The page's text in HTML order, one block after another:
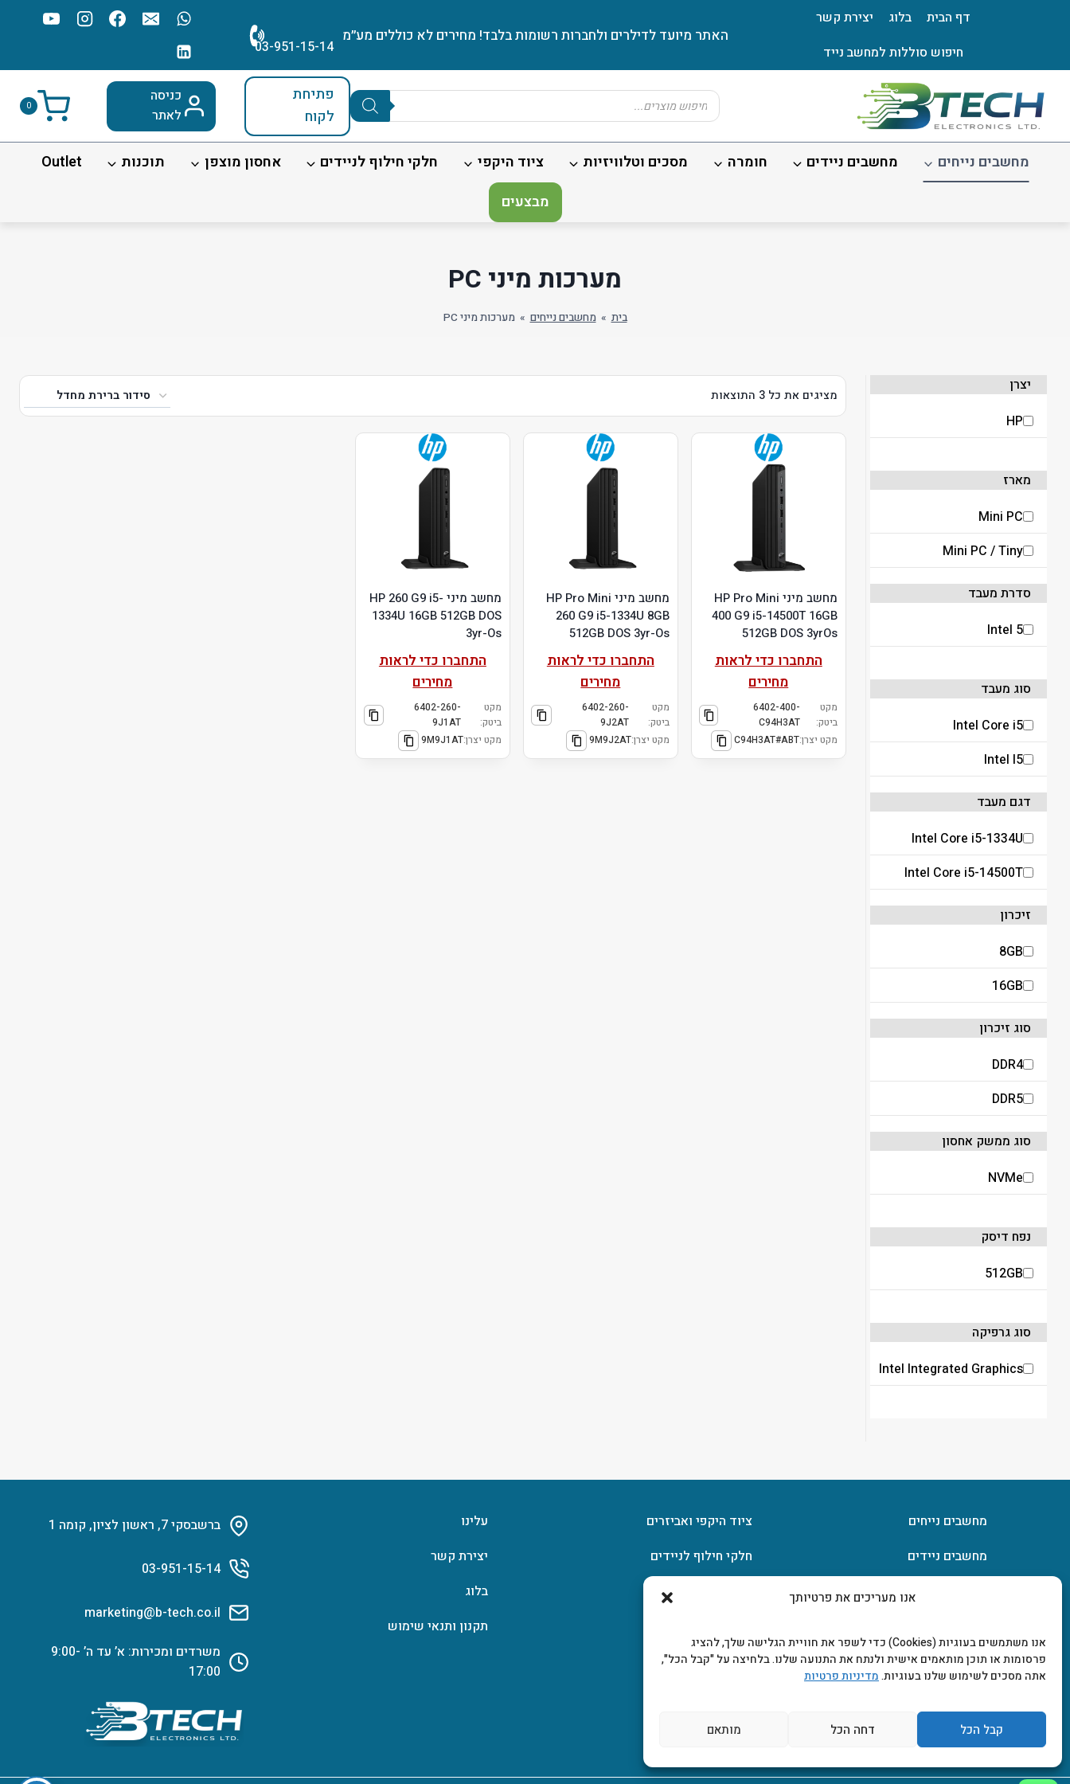
אנו מעריכים את פרטיותך
אנו משתמשים בעוגיות (Cookies) כדי לשפר את חוויית הגלישה שלך, להציג
פרסומות או תוכן מותאמים אישית ולנתח את התנועה שלנו. בלחיצה על "קבל הכל",
אתה מסכים לשימוש שלנו בעוגיות.מדיניות פרטיות
קבל הכל דחה הכל מותאם
דף הבית בלוג
יצירת קשר
חיפוש סוללות למחשב נייד
האתר מיועד לדילרים ולחברות רשומות בלבד! מחירים לא כוללים מע׳׳מ
03-951-15-14
Products
search
פתיחת
לקוח
כניסה
לאתר
0
מחשבים נייחים מחשבים ניידים חומרה מסכים וטלוויזיות ציוד היקפי חלקי חילוף לניידים אחסון מוצפן תוכנות
Outlet
מבצעים
מערכות מיני PC
בית » מחשבים נייחים » מערכות מיני PC
מציגים את כל ⁦3⁩ התוצאות
מחשב מיני HP Pro Mini
400 G9 i5-14500T 16GB
512GB DOS 3yrOs
התחברו כדי לראות
מחירים
מקט
ביטק:
6402-400-
C94H3AT
מקט יצרן:C94H3AT#ABT
מחשב מיני HP Pro Mini
260 G9 i5-1334U 8GB
512GB DOS 3yr-Os
התחברו כדי לראות
מחירים
מקט
ביטק:
6402-260-
9J2AT
מקט יצרן:9M9J2AT
מחשב מיני HP 260 G9 i5-
1334U 16GB 512GB DOS
3yr-Os
התחברו כדי לראות
מחירים
מקט
ביטק:
6402-260-
9J1AT
מקט יצרן:9M9J1AT
יצרן
HP
מארז
Mini PC
Mini PC / Tiny
סדרת מעבד
Intel 5
סוג מעבד
Intel Core i5
Intel I5
דגם מעבד
Intel Core i5-1334U
Intel Core i5-14500T
זיכרון
8GB
16GB
סוג זיכרון
DDR4
DDR5
סוג ממשק אחסון
NVMe
נפח דיסק
512GB
סוג גרפיקה
Intel Integrated Graphics
מחשבים נייחים
מחשבים ניידים
ציוד היקפי ואביזרים
חלקי חילוף לניידים
עלינו
יצירת קשר
בלוג
תקנון ותנאי שימוש
ברשבסקי 7, ראשון לציון, קומה 1
03-951-15-14
marketing@b-tech.co.il
משרדים ומכירות: א’ עד ה’ 9:00-
17:00